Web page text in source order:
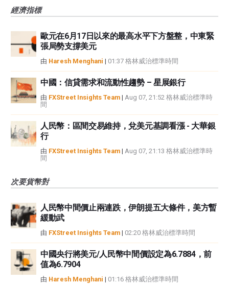
經濟指標
歐元在6月17日以來的最高水平下方盤整，中東緊
張局勢支撐美元
由 Haresh Menghani | 01:37 格林威治標準時間
中國：信貸需求和流動性趨勢 – 星展銀行
由 FXStreet Insights Team | Aug 07, 21:52 格林威治標準時
間
人民幣：區間交易維持，兌美元基調看漲 - 大華銀
行
由 FXStreet Insights Team | Aug 07, 21:13 格林威治標準時
間
次要貨幣對
人民幣中間價止兩連跌，伊朗提五大條件，美方暫
緩動武
由 FXStreet Insights Team | 02:20 格林威治標準時間
中國央行將美元/人民幣中間價設定為6.7884，前
值為6.7904
由 Haresh Menghani | 01:16 格林威治標準時間